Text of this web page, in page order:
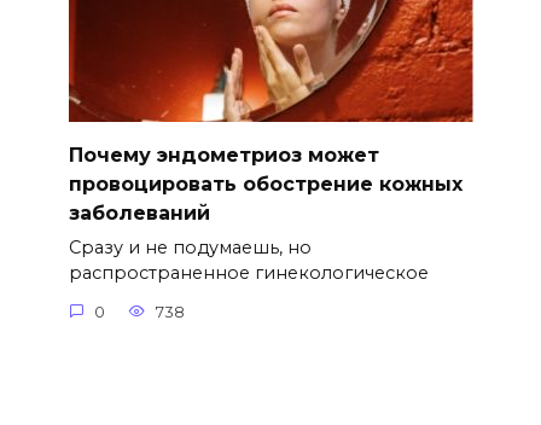
Почему эндометриоз может
провоцировать обострение кожных
заболеваний
Сразу и не подумаешь, но
распространенное гинекологическое
0 738